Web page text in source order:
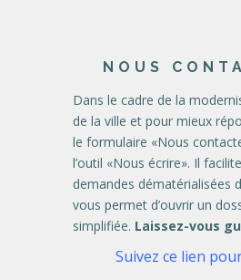
NOUS
Dans le cadre de la
de la ville et pour mieux
le formulaire «Nous
l’outil «Nous écrire». Il
demandes dématérialisées
vous permet d’ouvrir un
simplifiée. Laissez-vous
Suivez ce lien